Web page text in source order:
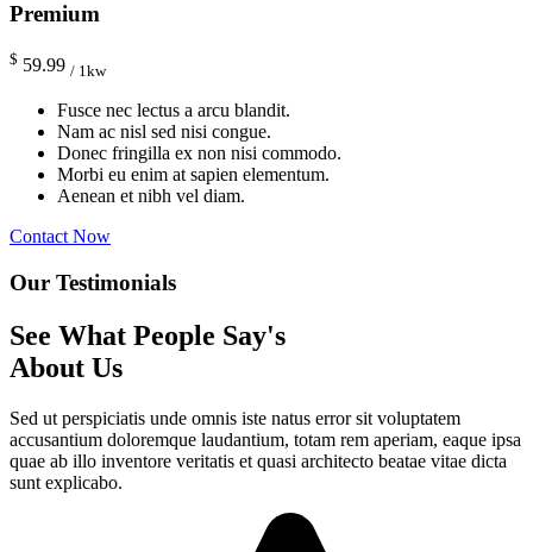
Premium
$ 59.99 / 1kw
Fusce nec lectus a arcu blandit.
Nam ac nisl sed nisi congue.
Donec fringilla ex non nisi commodo.
Morbi eu enim at sapien elementum.
Aenean et nibh vel diam.
Contact Now
Our Testimonials
See What People Say's
About Us
Sed ut perspiciatis unde omnis iste natus error sit voluptatem
accusantium doloremque laudantium, totam rem aperiam, eaque ipsa
quae ab illo inventore veritatis et quasi architecto beatae vitae dicta
sunt explicabo.